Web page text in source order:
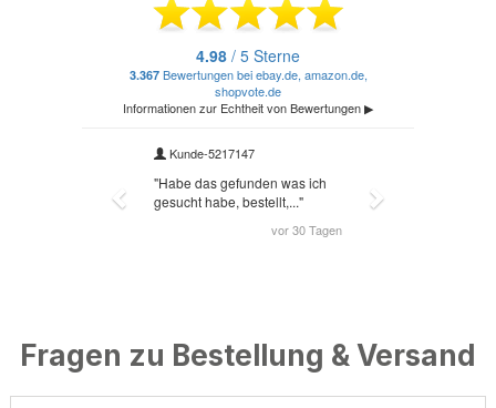
Fragen zu Bestellung & Versand